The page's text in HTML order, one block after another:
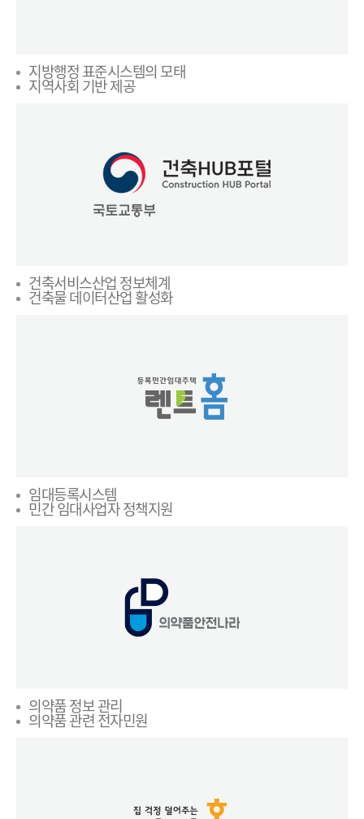
지방행정 표준시스템의 모태
지역사회 기반 제공
건축서비스산업 정보체계
건축물 데이터산업 활성화
임대등록시스템
민간 임대사업자 정책지원
의약품 정보 관리
의약품 관련 전자민원